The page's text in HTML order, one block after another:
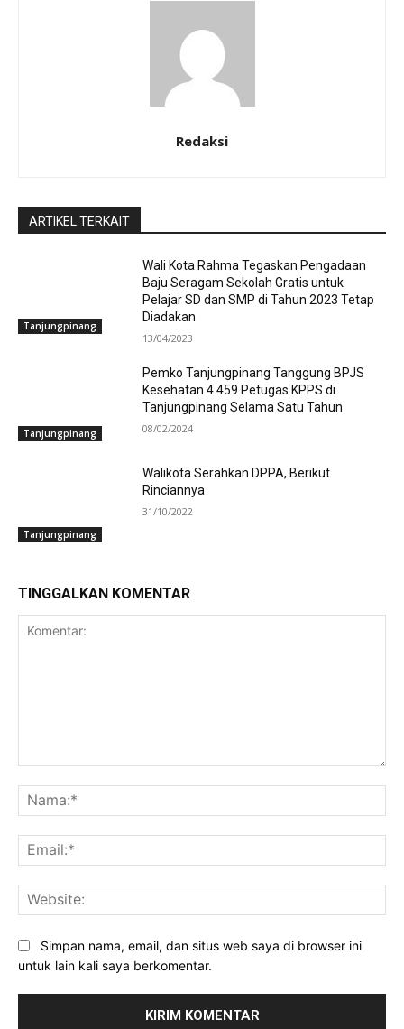
Redaksi
ARTIKEL TERKAIT
Tanjungpinang
Wali Kota Rahma Tegaskan Pengadaan
Baju Seragam Sekolah Gratis untuk
Pelajar SD dan SMP di Tahun 2023 Tetap
Diadakan
13/04/2023
Tanjungpinang
Pemko Tanjungpinang Tanggung BPJS
Kesehatan 4.459 Petugas KPPS di
Tanjungpinang Selama Satu Tahun
08/02/2024
Tanjungpinang
Walikota Serahkan DPPA, Berikut
Rinciannya
31/10/2022
TINGGALKAN KOMENTAR
Simpan nama, email, dan situs web saya di browser ini
untuk lain kali saya berkomentar.